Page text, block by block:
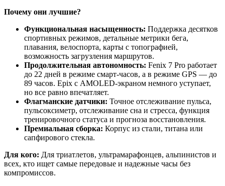
Почему они лучшие?
Функциональная насыщенность: Поддержка десятков
спортивных режимов, детальные метрики бега,
плавания, велоспорта, карты с топографией,
возможность загрузления маршрутов.
Продолжительная автономность: Fenix 7 Pro работает
до 22 дней в режиме смарт-часов, а в режиме GPS — до
89 часов. Epix с AMOLED-экраном немного уступает,
но все равно впечатляет.
Флагманские датчики: Точное отслеживание пульса,
пульсоксиметр, отслеживание сна и стресса, функция
тренировочного статуса и прогноза восстановления.
Премиальная сборка: Корпус из стали, титана или
сапфирового стекла.
Для кого: Для триатлетов, ультрамарафонцев, альпинистов и
всех, кто ищет самые передовые и надежные часы без
компромиссов.